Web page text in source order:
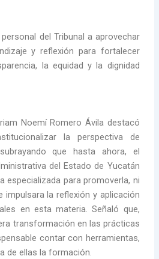
del Tribunal a aprovechar
y reflexión para fortalecer
la equidad y la dignidad
Noemí Romero Ávila destacó
la perspectiva de
que hasta ahora, el
del Estado de Yucatán
especializada para promoverla, ni
impulsara la reflexión y aplicación
en esta materia. Señaló que,
transformación en las prácticas
contar con herramientas,
de ellas la formación.